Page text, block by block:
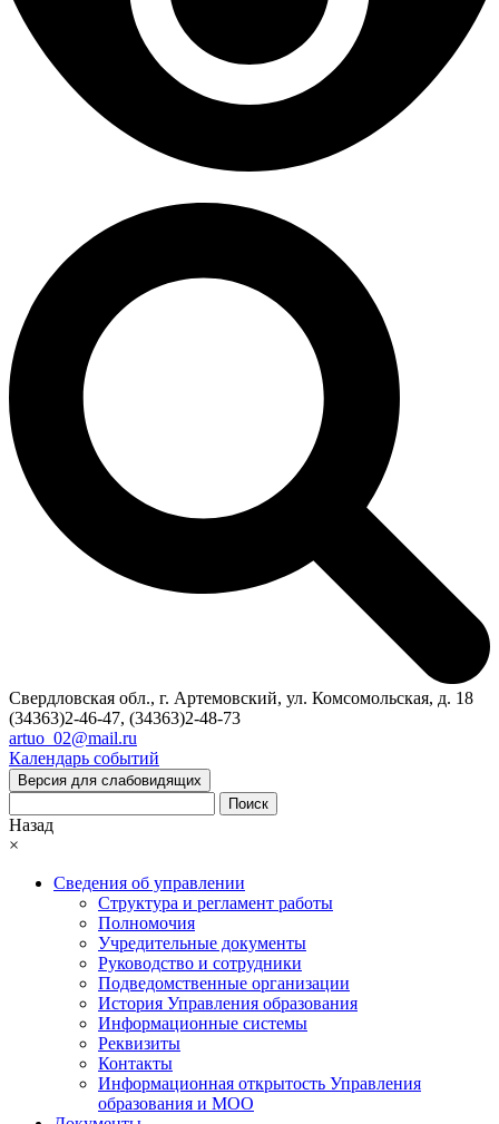
Свердловская обл., г. Артемовский, ул. Комсомольская, д. 18
(34363)2-46-47, (34363)2-48-73
artuo_02@mail.ru
Календарь событий
Версия для слабовидящих
Поиск
Назад
×
Сведения об управлении
Структура и регламент работы
Полномочия
Учредительные документы
Руководство и сотрудники
Подведомственные организации
История Управления образования
Информационные системы
Реквизиты
Контакты
Информационная открытость Управления
образования и МОО